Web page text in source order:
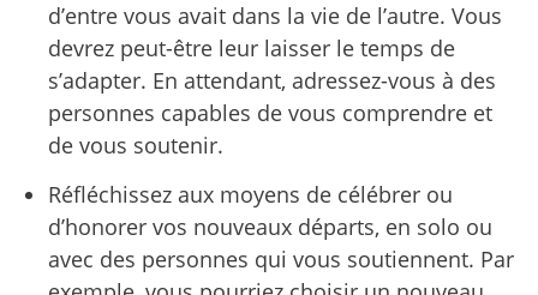
d’entre vous avait dans la vie de l’autre. Vous
devrez peut-être leur laisser le temps de
s’adapter. En attendant, adressez-vous à des
personnes capables de vous comprendre et
de vous soutenir.
Réfléchissez aux moyens de célébrer ou
d’honorer vos nouveaux départs, en solo ou
avec des personnes qui vous soutiennent. Par